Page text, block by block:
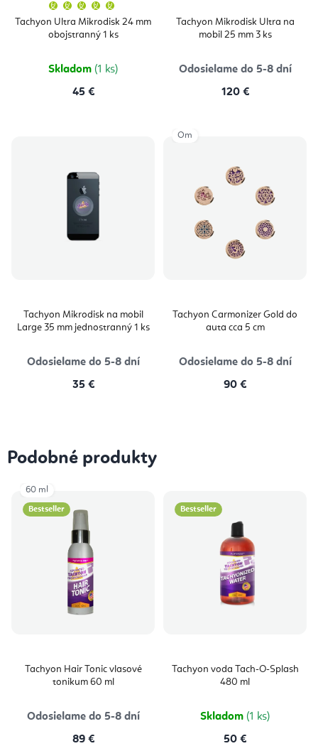
Tachyon Ultra Mikrodisk 24 mm
obojstranný 1 ks
produktu
je
5,0
Skladom (1 ks)
45 €
Tachyon Mikrodisk Ultra na
mobil 25 mm 3 ks
Odosielame do 5-8 dní
120 €
Tachyon Mikrodisk na mobil
Large 35 mm jednostranný 1 ks
Odosielame do 5-8 dní
35 €
Tachyon Carmonizer Gold do
auta cca 5 cm
Odosielame do 5-8 dní
90 €
Om
Podobné produkty
Bestseller
Tachyon Hair Tonic vlasové
tonikum 60 ml
Odosielame do 5-8 dní
89 €
60 ml
Bestseller
Tachyon voda Tach-O-Splash
480 ml
Skladom (1 ks)
50 €